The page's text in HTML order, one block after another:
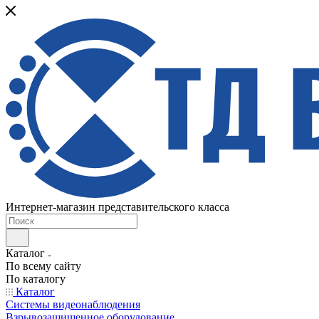
Интернет-магазин представительского класса
Каталог
По всему сайту
По каталогу
Каталог
Системы видеонаблюдения